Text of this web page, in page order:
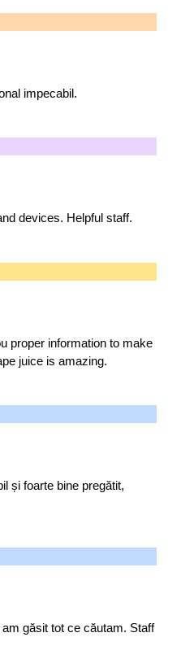
impecabil.
devices. Helpful staff.
proper information to make
juice is amazing.
și foarte bine pregătit,
găsit tot ce căutam. Staff